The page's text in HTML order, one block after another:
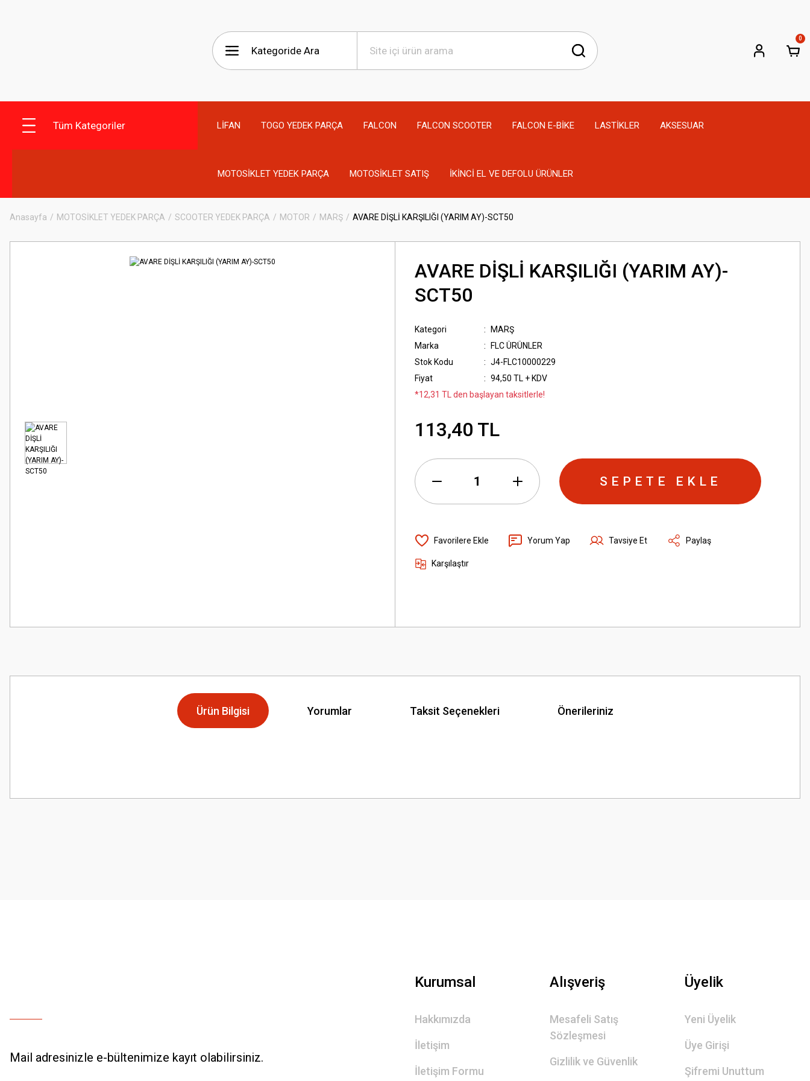
0
Tüm Kategoriler LİFAN TOGO YEDEK PARÇA FALCON FALCON SCOOTER FALCON E-BİKE LASTİKLER AKSESUAR
MOTOSİKLET YEDEK PARÇA MOTOSİKLET SATIŞ İKİNCİ EL VE DEFOLU ÜRÜNLER
Anasayfa MOTOSİKLET YEDEK PARÇA SCOOTER YEDEK PARÇA MOTOR MARŞ AVARE DİŞLİ KARŞILIĞI (YARIM AY)-SCT50
AVARE DİŞLİ KARŞILIĞI (YARIM AY)-
SCT50
Kategori
MARŞ
Marka
FLC ÜRÜNLER
Stok Kodu
J4-FLC10000229
Fiyat
94,50 TL + KDV
*12,31 TL den başlayan taksitlerle!
113,40 TL
SEPETE EKLE
Yorum Yap Tavsiye Et Paylaş
Karşılaştır
Ürün Bilgisi Yorumlar Taksit Seçenekleri Önerileriniz
Görüş ve önerileriniz için teşekkür ederiz.
Mail adresinizle e-bültenimize kayıt olabilirsiniz.
Kurumsal
Hakkımızda
İletişim
İletişim Formu
Alışveriş
Mesafeli Satış
Sözleşmesi
Gizlilik ve Güvenlik
Üyelik
Yeni Üyelik
Üye Girişi
Şifremi Unuttum